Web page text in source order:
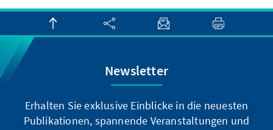
Newsletter
Erhalten Sie exklusive Einblicke in die neuesten
Publikationen, spannende Veranstaltungen und